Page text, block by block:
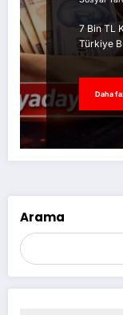
7 Bin TL
Türkiye
Daha
Arama